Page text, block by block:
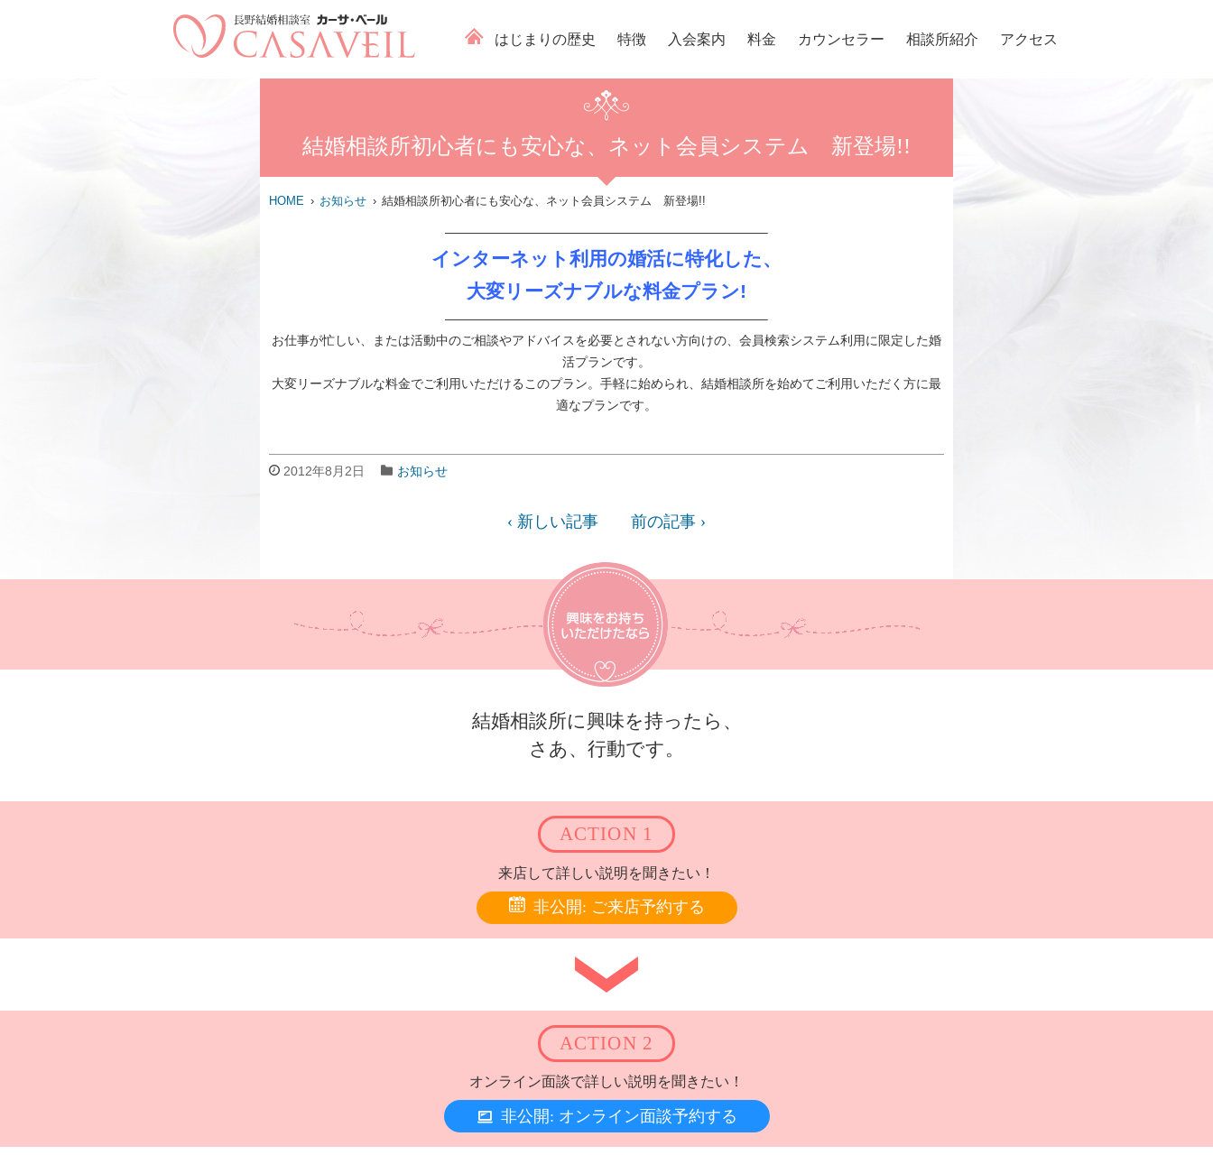
はじまりの歴史 特徴 入会案内 料金 カウンセラー 相談所紹介 アクセス
結婚相談所初心者にも安心な、ネット会員システム 新登場!!
HOME お知らせ 結婚相談所初心者にも安心な、ネット会員システム 新登場!!
—————————————————————————–
インターネット利用の婚活に特化した、
大変リーズナブルな料金プラン!
—————————————————————————–
お仕事が忙しい、または活動中のご相談やアドバイスを必要とされない方向けの、会員検索システム利用に限定した婚
活プランです。
大変リーズナブルな料金でご利用いただけるこのプラン。手軽に始められ、結婚相談所を始めてご利用いただく方に最
適なプランです。
2012年8月2日 お知らせ
‹ 新しい記事 前の記事 ›
結婚相談所に興味を持ったら、
さあ、行動です。
ACTION 1
来店して詳しい説明を聞きたい！
非公開: ご来店予約する
ACTION 2
オンライン面談で詳しい説明を聞きたい！
非公開: オンライン面談予約する